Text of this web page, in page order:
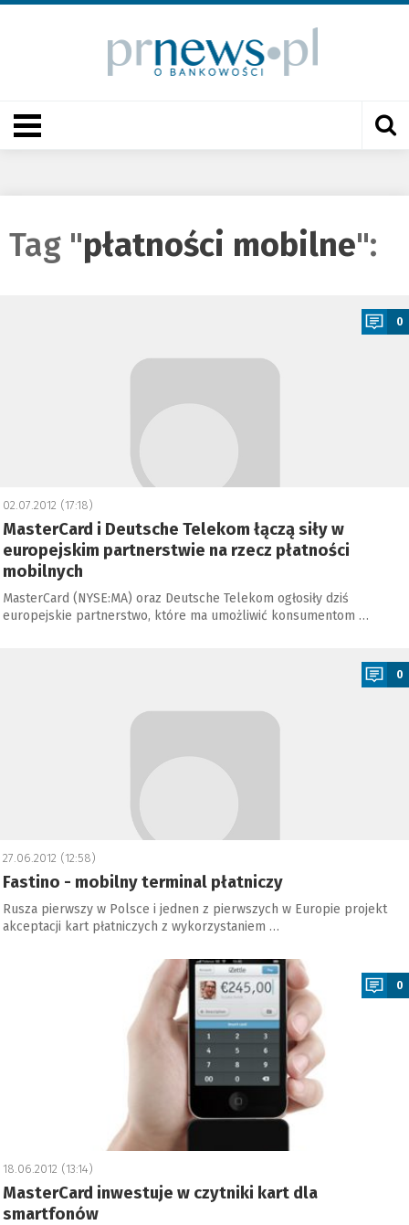
Tag "płatności mobilne":
0
02.07.2012 (17:18)
MasterCard i Deutsche Telekom łączą siły w
europejskim partnerstwie na rzecz płatności
mobilnych
MasterCard (NYSE:MA) oraz Deutsche Telekom ogłosiły dziś
europejskie partnerstwo, które ma umożliwić konsumentom …
0
27.06.2012 (12:58)
Fastino - mobilny terminal płatniczy
Rusza pierwszy w Polsce i jednen z pierwszych w Europie projekt
akceptacji kart płatniczych z wykorzystaniem …
0
18.06.2012 (13:14)
MasterCard inwestuje w czytniki kart dla
smartfonów